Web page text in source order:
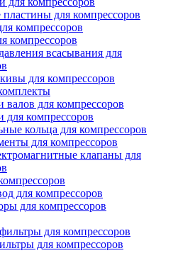
для компрессоров
компрессоров
компрессоров
всасывания для
для компрессоров
валов для компрессоров
для компрессоров
кольца для компрессоров
для компрессоров
клапаны для
для компрессоров
для компрессоров
для компрессоров
для компрессоров